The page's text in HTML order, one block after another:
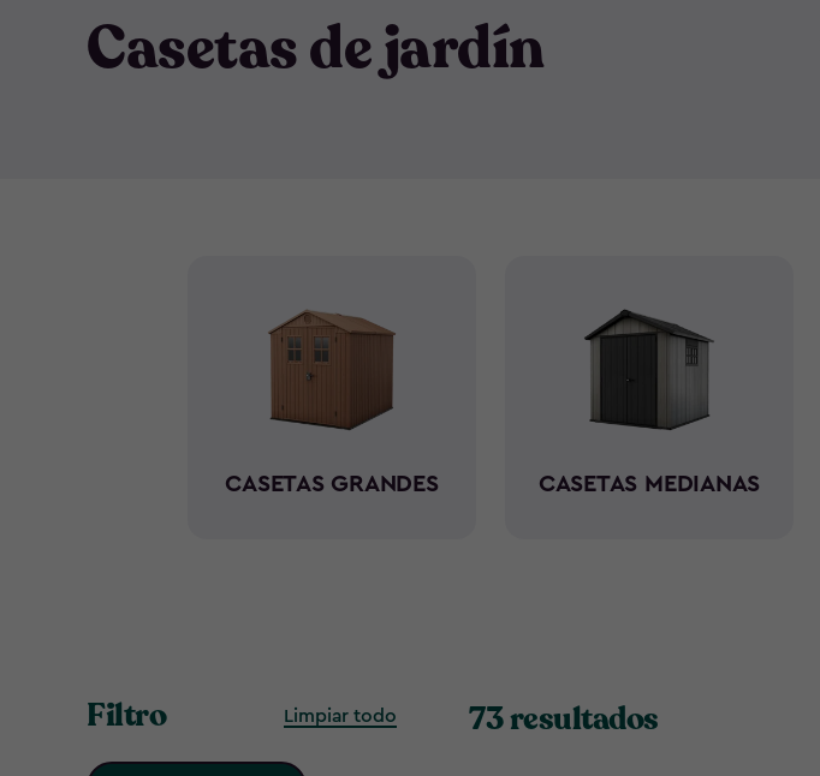
Casetas de jardín
CASETAS GRANDES CASETAS MEDIANAS
Filtro Limpiar todo 73 resultados